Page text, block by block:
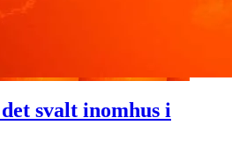
svalt inomhus i